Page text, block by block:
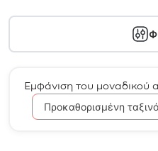
Εμφάνιση του μοναδικού